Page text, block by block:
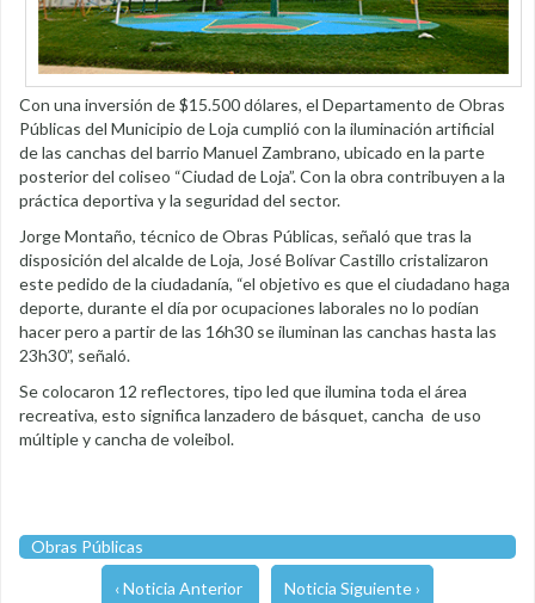
Con una inversión de $15.500 dólares, el Departamento de Obras
Públicas del Municipio de Loja cumplió con la iluminación artificial
de las canchas del barrio Manuel Zambrano, ubicado en la parte
posterior del coliseo “Ciudad de Loja”. Con la obra contribuyen a la
práctica deportiva y la seguridad del sector.
Jorge Montaño, técnico de Obras Públicas, señaló que tras la
disposición del alcalde de Loja, José Bolívar Castillo cristalizaron
este pedido de la ciudadanía, “el objetivo es que el ciudadano haga
deporte, durante el día por ocupaciones laborales no lo podían
hacer pero a partir de las 16h30 se iluminan las canchas hasta las
23h30”, señaló.
Se colocaron 12 reflectores, tipo led que ilumina toda el área
recreativa, esto significa lanzadero de básquet, cancha de uso
múltiple y cancha de voleibol.
Obras Públicas
‹ Noticia Anterior Noticia Siguiente ›